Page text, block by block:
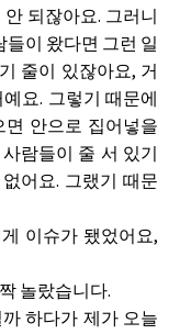
되잖아요. 그러니
들이 왔다면 그런 일
줄이 있잖아요, 거
요. 그렇기 때문에
안으로 집어넣을
람들이 줄 서 있기
어요. 그랬기 때문
이슈가 됐었어요,
놀랐습니다.
하다가 제가 오늘